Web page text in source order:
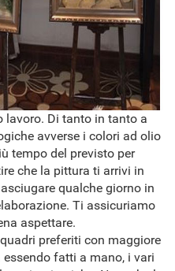
lavoro. Di tanto in tanto a
avverse i colori ad olio
tempo del previsto per
che la pittura ti arrivi in
qualche giorno in
Ti assicuriamo
aspettare.
preferiti con maggiore
fatti a mano, i vari